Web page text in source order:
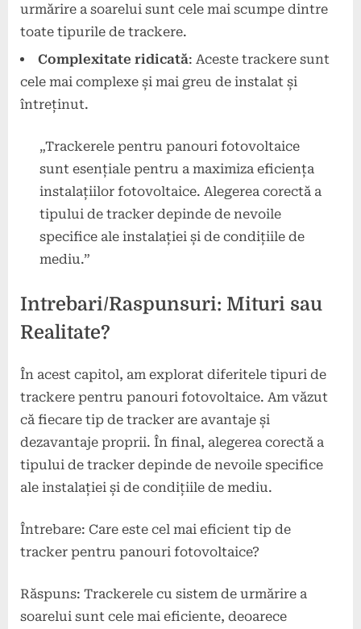
urmărire a soarelui sunt cele mai scumpe dintre
toate tipurile de trackere.
Complexitate ridicată: Aceste trackere sunt
cele mai complexe și mai greu de instalat și
întreținut.
„Trackerele pentru panouri fotovoltaice
sunt esențiale pentru a maximiza eficiența
instalațiilor fotovoltaice. Alegerea corectă a
tipului de tracker depinde de nevoile
specifice ale instalației și de condițiile de
mediu.”
Intrebari/Raspunsuri: Mituri sau
Realitate?
În acest capitol, am explorat diferitele tipuri de
trackere pentru panouri fotovoltaice. Am văzut
că fiecare tip de tracker are avantaje și
dezavantaje proprii. În final, alegerea corectă a
tipului de tracker depinde de nevoile specifice
ale instalației și de condițiile de mediu.
Întrebare: Care este cel mai eficient tip de
tracker pentru panouri fotovoltaice?
Răspuns: Trackerele cu sistem de urmărire a
soarelui sunt cele mai eficiente, deoarece